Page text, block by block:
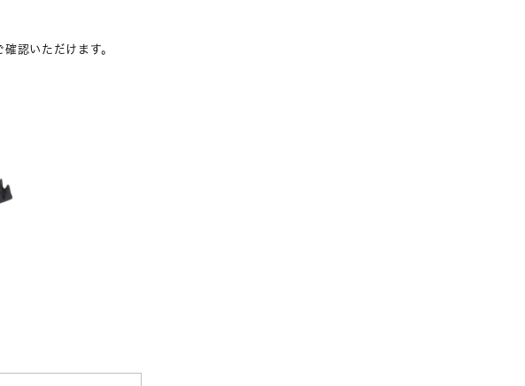
認いただけます。